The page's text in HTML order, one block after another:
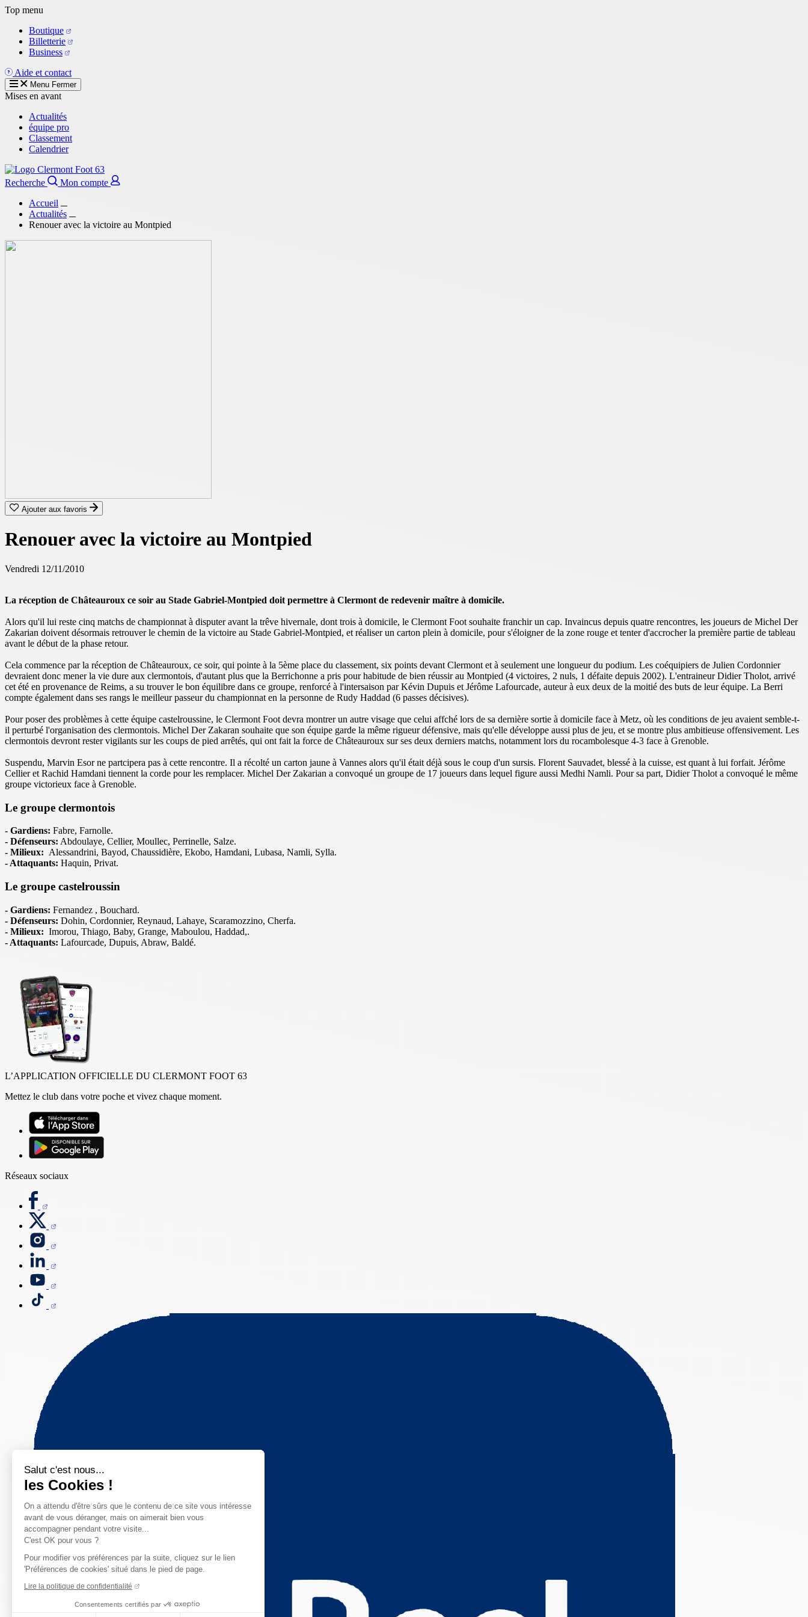
Salut c'est nous...
les Cookies !
On a attendu d'être sûrs que le contenu de ce site vous intéresse
avant de vous déranger, mais on aimerait bien vous
accompagner pendant votre visite...
C'est OK pour vous ?
Pour modifier vos préférences par la suite, cliquez sur le lien
'Préférences de cookies' situé dans le pied de page.
Lire la politique de confidentialité
Consentements certifiés par
Aller
contenu
principal
Top menu
Boutique
Billetterie
Business
Aide et contact
Menu Fermer
Mises en avant
Actualités
équipe pro
Classement
Calendrier
Recherche
Mon compte
Accueil
Actualités
Renouer avec la victoire au Montpied
Ajouter aux favoris
Renouer avec la victoire au Montpied
Vendredi 12/11/2010
La réception de Châteauroux ce soir au Stade Gabriel-Montpied doit permettre à Clermont de redevenir maître à domicile.
Alors qu'il lui reste cinq matchs de championnat à disputer avant la trêve hivernale, dont trois à domicile, le Clermont Foot souhaite franchir un cap. Invaincus depuis quatre rencontres, les joueurs de Michel Der
Zakarian doivent désormais retrouver le chemin de la victoire au Stade Gabriel-Montpied, et réaliser un carton plein à domicile, pour s'éloigner de la zone rouge et tenter d'accrocher la première partie de tableau
avant le début de la phase retour.
Cela commence par la réception de Châteauroux, ce soir, qui pointe à la 5ème place du classement, six points devant Clermont et à seulement une longueur du podium. Les coéquipiers de Julien Cordonnier
devraient donc mener la vie dure aux clermontois, d'autant plus que la Berrichonne a pris pour habitude de bien réussir au Montpied (4 victoires, 2 nuls, 1 défaite depuis 2002). L'entraineur Didier Tholot, arrivé
cet été en provenance de Reims, a su trouver le bon équilibre dans ce groupe, renforcé à l'intersaison par Kévin Dupuis et Jérôme Lafourcade, auteur à eux deux de la moitié des buts de leur équipe. La Berri
compte également dans ses rangs le meilleur passeur du championnat en la personne de Rudy Haddad (6 passes décisives).
Pour poser des problèmes à cette équipe castelroussine, le Clermont Foot devra montrer un autre visage que celui affché lors de sa dernière sortie à domicile face à Metz, où les conditions de jeu avaient semble-t-
il perturbé l'organisation des clermontois. Michel Der Zakaran souhaite que son équipe garde la même rigueur défensive, mais qu'elle développe aussi plus de jeu, et se montre plus ambitieuse offensivement. Les
clermontois devront rester vigilants sur les coups de pied arrêtés, qui ont fait la force de Châteauroux sur ses deux derniers matchs, notamment lors du rocambolesque 4-3 face à Grenoble.
Suspendu, Marvin Esor ne partcipera pas à cette rencontre. Il a récolté un carton jaune à Vannes alors qu'il était déjà sous le coup d'un sursis. Florent Sauvadet, blessé à la cuisse, est quant à lui forfait. Jérôme
Cellier et Rachid Hamdani tiennent la corde pour les remplacer. Michel Der Zakarian a convoqué un groupe de 17 joueurs dans lequel figure aussi Medhi Namli. Pour sa part, Didier Tholot a convoqué le même
groupe victorieux face à Grenoble.
Le groupe clermontois
- Gardiens: Fabre, Farnolle.
- Défenseurs: Abdoulaye, Cellier, Moullec, Perrinelle, Salze.
- Milieux: Alessandrini, Bayod, Chaussidière, Ekobo, Hamdani, Lubasa, Namli, Sylla.
- Attaquants: Haquin, Privat.
Le groupe castelroussin
- Gardiens: Fernandez , Bouchard.
- Défenseurs: Dohin, Cordonnier, Reynaud, Lahaye, Scaramozzino, Cherfa.
- Milieux: Imorou, Thiago, Baby, Grange, Maboulou, Haddad,.
- Attaquants: Lafourcade, Dupuis, Abraw, Baldé.
L’APPLICATION OFFICIELLE DU CLERMONT FOOT 63
Mettez le club dans votre poche et vivez chaque moment.
Réseaux sociaux